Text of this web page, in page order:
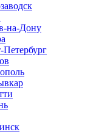
на-Дону
Петербург